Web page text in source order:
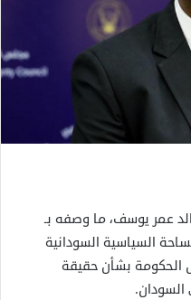
عمر يوسف، ما وصفه بـ
السياسية السودانية
الحكومة بشأن حقيقة